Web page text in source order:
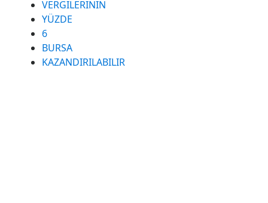
VERGILERININ
YÜZDE
6
BURSA
KAZANDIRILABILIR